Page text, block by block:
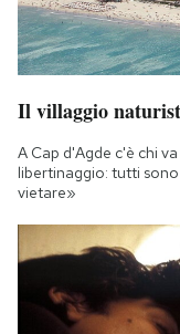
Il villaggio
A Cap d'Agde c'è chi
libertinaggio: tutti
vietare»